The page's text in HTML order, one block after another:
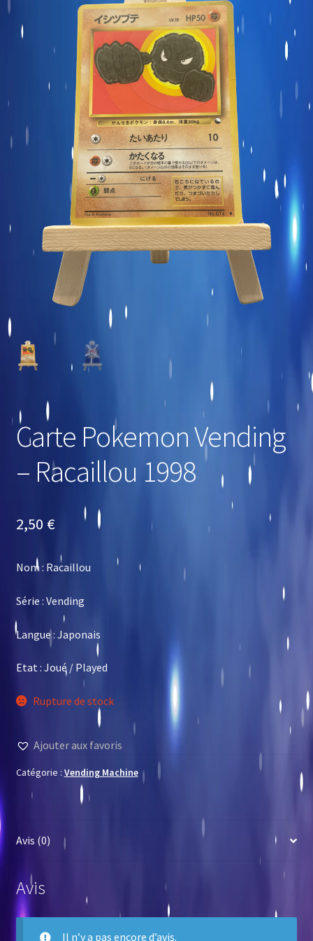
Carte commune
Display et produits scellés
Goodies et autres
Sleeve à l’unité
Précommandes
Carte Pokemon Vending
– Racaillou 1998
2,50 €
Nom : Racaillou
Série : Vending
Langue : Japonais
Etat : Joué / Played
Rupture de stock
Ajouter aux favoris
Catégorie : Vending Machine
Avis (0)
Avis
Il n’y a pas encore d’avis.